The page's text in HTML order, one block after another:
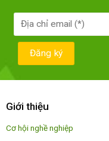
Giới thiệu
Cơ hội nghề nghiệp